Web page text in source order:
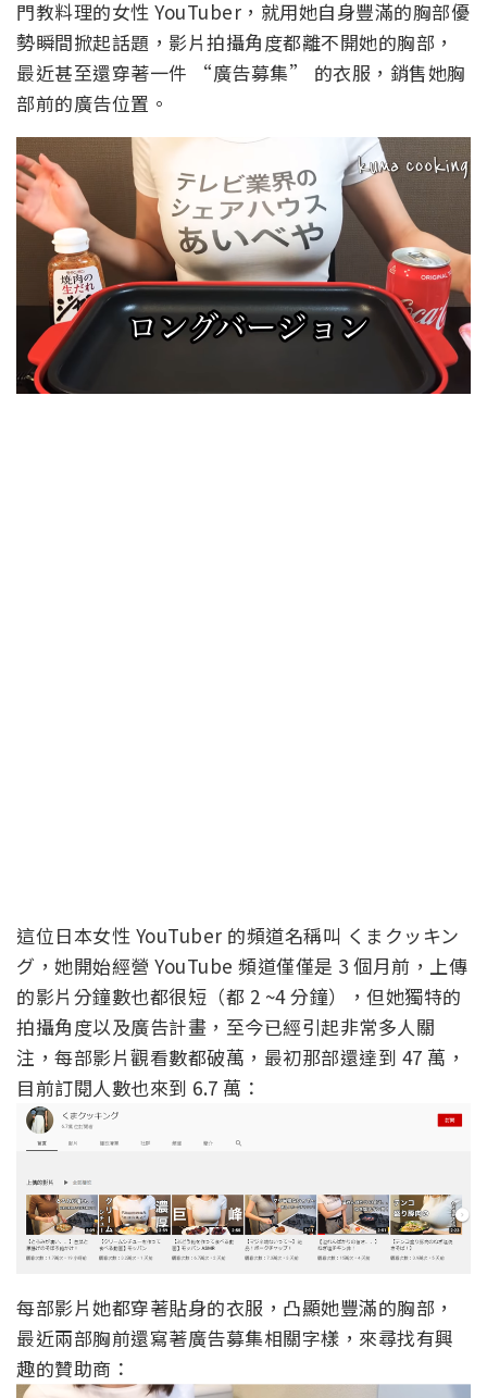
門教料理的女性 YouTuber，就用她自身豐滿的胸部優
勢瞬間掀起話題，影片拍攝角度都離不開她的胸部，
最近甚至還穿著一件 “廣告募集” 的衣服，銷售她胸
部前的廣告位置。
這位日本女性 YouTuber 的頻道名稱叫 くまクッキン
グ，她開始經營 YouTube 頻道僅僅是 3 個月前，上傳
的影片分鐘數也都很短（都 2 ~4 分鐘），但她獨特的
拍攝角度以及廣告計畫，至今已經引起非常多人關
注，每部影片觀看數都破萬，最初那部還達到 47 萬，
目前訂閱人數也來到 6.7 萬：
每部影片她都穿著貼身的衣服，凸顯她豐滿的胸部，
最近兩部胸前還寫著廣告募集相關字樣，來尋找有興
趣的贊助商：